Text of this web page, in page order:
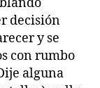
decisión
y se
con rumbo
alguna